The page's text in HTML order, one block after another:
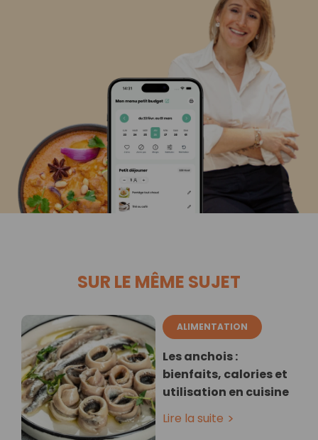
SUR LE MÊME SUJET
ALIMENTATION
Les anchois :
bienfaits, calories et
utilisation en cuisine
Lire la suite